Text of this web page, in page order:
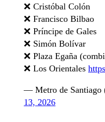
❌️ Cristóbal Colón
❌️ Francisco Bilbao
❌️ Príncipe de Gales
❌️ Simón Bolívar
❌️ Plaza Egaña
❌️ Los Orientales
— Metro de Santiago
13, 2026